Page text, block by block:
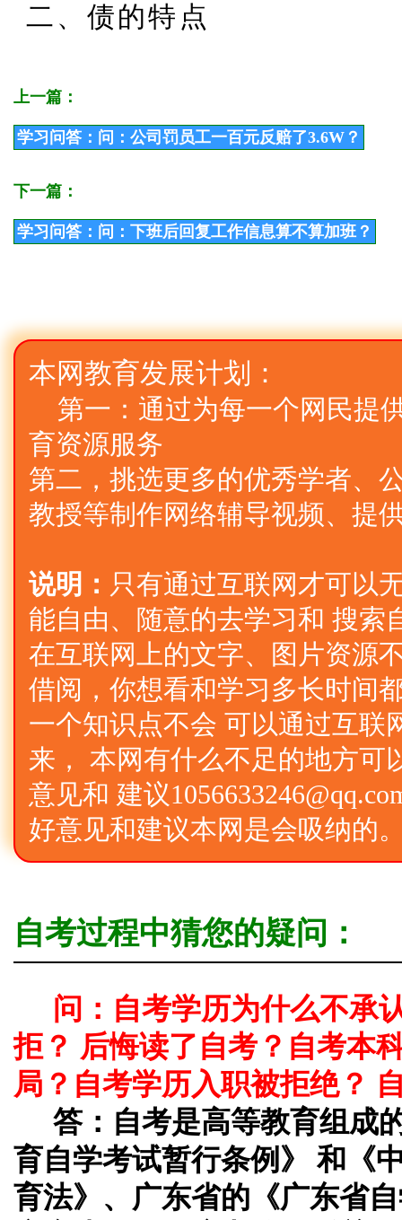
二、债的特点
上一篇：
学习问答：问：公司罚员工一百元反赔了3.6W？
下一篇：
学习问答：问：下班后回复工作信息算不算加班？
本网教育发展计划：
第一：通过为每一个网民提
育资源服务
第二，挑选更多的优秀学者、
教授等制作网络辅导视频、提
说明： 只有通过互联网才可以
能自由、随意的去学习和 搜索
在互联网上的文字、图片资源
借阅，你想看和学习多长时间
一个知识点不会 可以通过互联
来， 本网有什么不足的地方可
意见和 建议
好意见和建议本网是会吸纳的
自考过程中猜您的疑问：
问：自考学历为什么不承
拒？ 后悔读了自考？自考本
局？自考学历入职被拒绝？
答： 自考是高等教育组成
育自学考试暂行条例》 和《
育法》、广东省的《广东省